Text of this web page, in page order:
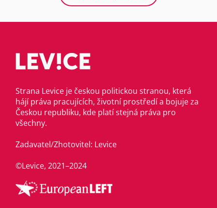
Strana Levice je českou politickou stranou, která
hájí práva pracujících, životní prostředí a bojuje za
Českou republiku, kde platí stejná práva pro
všechny.
Zadavatel/Zhotovitel: Levice
©Levice, 2021–2024